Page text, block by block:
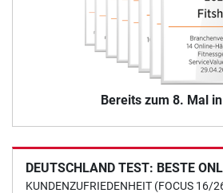
Bereits zum 8. Mal
DEUTSCHLAND TEST: BESTE
KUNDENZUFRIEDENHEIT (FOCUS 16/